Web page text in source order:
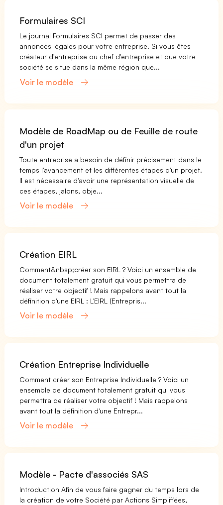
Formulaires SCI
Le journal Formulaires SCI permet de passer des
annonces légales pour votre entreprise. Si vous êtes
créateur d'entreprise ou chef d'entreprise et que votre
société se situe dans la même région que...
Voir le modèle
Modèle de RoadMap ou de Feuille de route
d'un projet
Toute entreprise a besoin de définir précisement dans le
temps l'avancement et les différentes étapes d'un projet.
Il est nécessaire d'avoir une représentation visuelle de
ces étapes, jalons, obje...
Voir le modèle
Création EIRL
Comment&nbsp;créer son EIRL ? Voici un ensemble de
document totalement gratuit qui vous permettra de
réaliser votre objectif ! Mais rappelons avant tout la
définition d'une EIRL : L'EIRL (Entrepris...
Voir le modèle
Création Entreprise Individuelle
Comment créer son Entreprise Individuelle ? Voici un
ensemble de document totalement gratuit qui vous
permettra de réaliser votre objectif ! Mais rappelons
avant tout la définition d'une Entrepr...
Voir le modèle
Modèle - Pacte d'associés SAS
Introduction Afin de vous faire gagner du temps lors de
la création de votre Société par Actions Simplifiées,